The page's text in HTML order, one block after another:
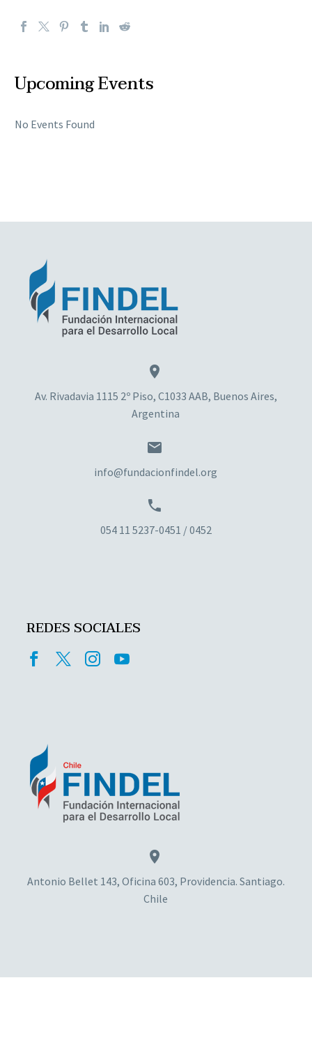
Upcoming Events
No Events Found


Av. Rivadavia 1115 2º Piso, C1033 AAB, Buenos Aires,
Argentina


info@fundacionfindel.org


054 11 5237-0451 / 0452
REDES SOCIALES


Antonio Bellet 143, Oficina 603, Providencia. Santiago.
Chile